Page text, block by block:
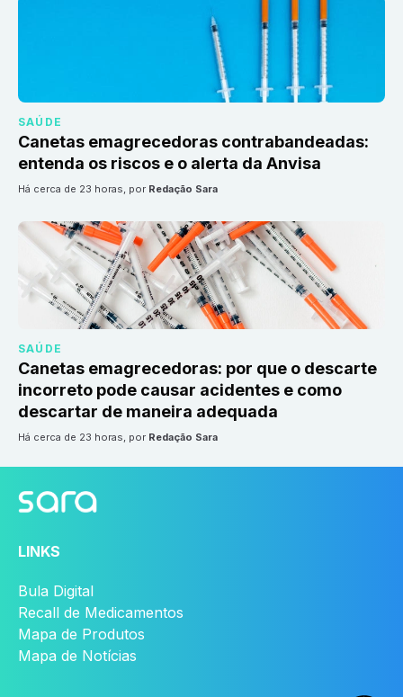
SAÚDE
Canetas emagrecedoras contrabandeadas:
entenda os riscos e o alerta da Anvisa
há cerca de 23 horas, por Redação Sara
SAÚDE
Canetas emagrecedoras: por que o descarte
incorreto pode causar acidentes e como
descartar de maneira adequada
há cerca de 23 horas, por Redação Sara
LINKS
Bula Digital
Recall de Medicamentos
Mapa de Produtos
Mapa de Notícias